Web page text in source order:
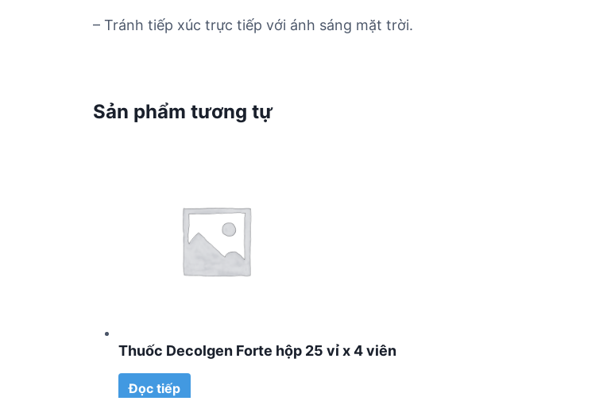
– Tránh tiếp xúc trực tiếp với ánh sáng mặt trời.
Sản phẩm tương tự
Thuốc Decolgen Forte hộp 25 vỉ x 4 viên
Đọc tiếp